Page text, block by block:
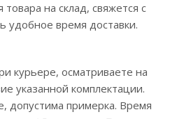
на склад, свяжется с
удобное время доставки.
курьере, осматриваете на
указанной комплектации.
допустима примерка. Время